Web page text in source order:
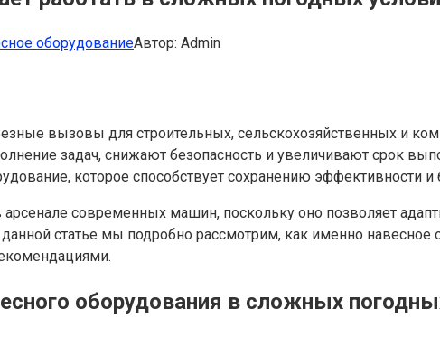
оборудованиеАвтор: Admin
вызовы для строительных, сельскохозяйственных и
задач, снижают безопасность и увеличивают срок
которое способствует сохранению эффективности и
современных машин, поскольку оно позволяет
статье мы подробно рассмотрим, как именно навесное
оборудования в сложных